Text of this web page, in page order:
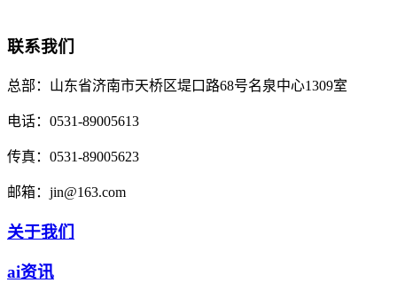
联系我们
总部： 山东省济南市天桥区堤口路68号名泉中心1309室
电话： 0531-89005613
传真： 0531-89005623
邮箱： jin@163.com
关于我们
ai资讯